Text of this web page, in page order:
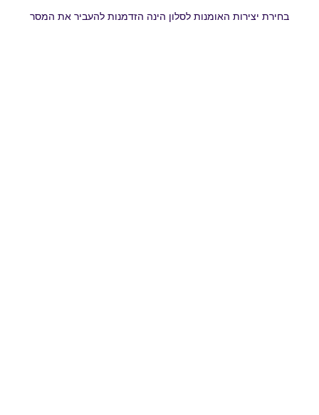
בחירת יצירות האומנות לסלון הינה הזדמנות להעביר את המסר